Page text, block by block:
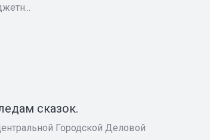
сказок.
Городской Деловой